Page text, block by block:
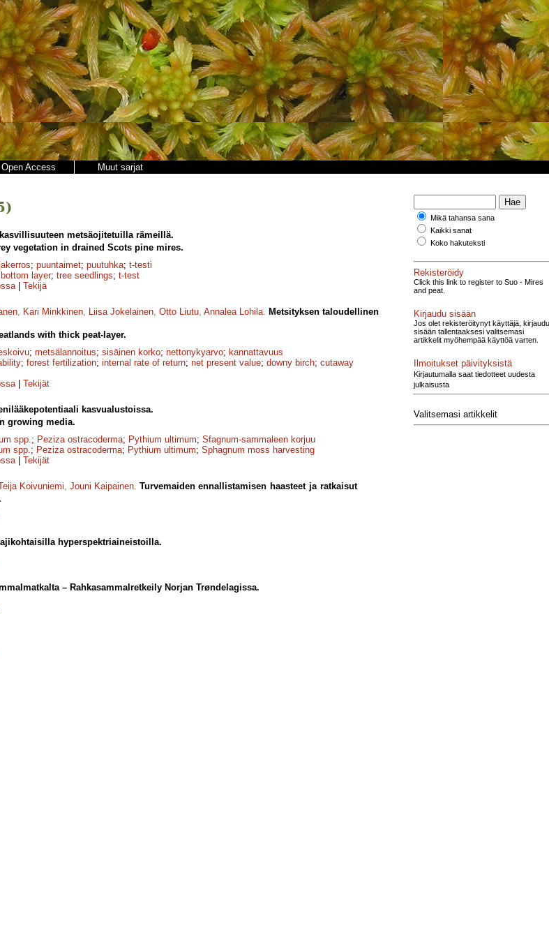
Open Access Muut sarjat
metsäojitetuilla rämeillä.
vegetation in drained Scots pine mires.
; puuntaimet; puutuhka; t-testi
bottom layer; tree seedlings; t-test
| Tekijä
, Kari Minkkinen, Liisa Jokelainen, Otto Liutu, Annalea Lohila. Metsityksen taloudellinen
with thick peat-layer.
; metsälannoitus; sisäinen korko; netto­nykyarvo; kannattavuus
; forest fertilization; internal rate of return; net present value; downy birch; cutaway
| Tekijät
kasvualustoissa.
growing media.
spp.; Peziza ostracoderma; Pythium ultimum; Sfagnum-sammaleen korjuu
spp.; Peziza ostracoderma; Pythium ultimum; Sphagnum moss harvesting
| Tekijät
Koivuniemi, Jouni Kaipainen. Turvemaiden ennallistamisen haasteet ja ratkaisut
hyperspektriaineistoilla.
– Rahkasammalretkeily Norjan Trøndelagissa.
Mikä tahansa sana
Kaikki sanat
Koko hakuteksti
Rekisteröidy
Click this link to register to Suo - Mires
and peat.
Kirjaudu sisään
Jos olet rekisteröitynyt käyttäjä, kirjaudu
sisään tallentaaksesi valitsemasi
artikkelit myöhempää käyttöä varten.
Ilmoitukset päivityksistä
Kirjautumalla saat tiedotteet uudesta
julkaisusta
Valitsemasi artikkelit